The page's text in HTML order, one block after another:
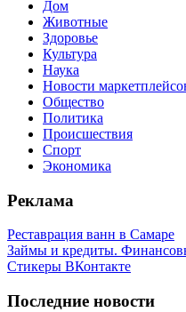
Дом
Животные
Здоровье
Культура
Наука
Новости
Общество
Политика
Происшествия
Спорт
Экономика
Реклама
Реставрация ванн в Самаре
Займы и кредиты.
Стикеры ВКонтакте
Последние новости